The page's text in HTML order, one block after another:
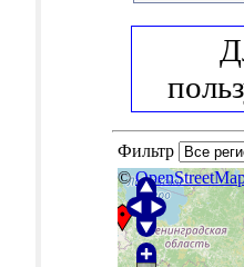
Фильтр
©